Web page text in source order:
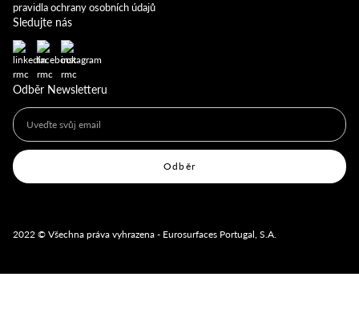
pravidla ochrany osobních údajů
Sledujte nás
Odběr Newsletteru
2022 © Všechna práva vyhrazena - Eurosurfaces Portugal, S.A.